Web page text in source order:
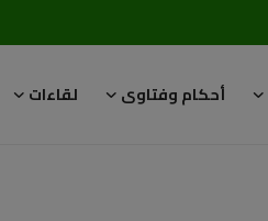
أحكام وفتاوى لقاءات